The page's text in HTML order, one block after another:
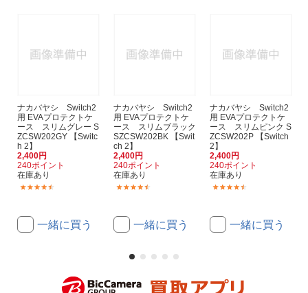
ナカバヤシ Switch2
用 EVAプロテクトケ
ース スリムグレー S
ZCSW202GY 【Switc
h 2】
2,400円
240ポイント
在庫あり
一緒に買う
ナカバヤシ Switch2
用 EVAプロテクトケ
ース スリムブラック
SZCSW202BK 【Swit
ch 2】
2,400円
240ポイント
在庫あり
一緒に買う
ナカバヤシ Switch2
用 EVAプロテクトケ
ース スリムピンク S
ZCSW202P 【Switch
2】
2,400円
240ポイント
在庫あり
一緒に買う